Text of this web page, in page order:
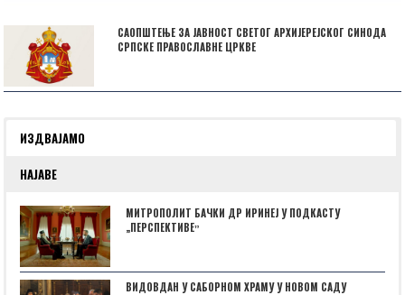
САОПШТЕЊЕ ЗА ЈАВНОСТ СВЕТОГ АРХИЈЕРЕЈСКОГ СИНОДА
СРПСКЕ ПРАВОСЛАВНЕ ЦРКВЕ
ИЗДВАЈАМО
НАЈАВЕ
МИТРОПОЛИТ БАЧКИ ДР ИРИНЕЈ У ПОДКАСТУ
„ПЕРСПЕКТИВЕˮ
ВИДОВДАН У САБОРНОМ ХРАМУ У НОВОМ САДУ